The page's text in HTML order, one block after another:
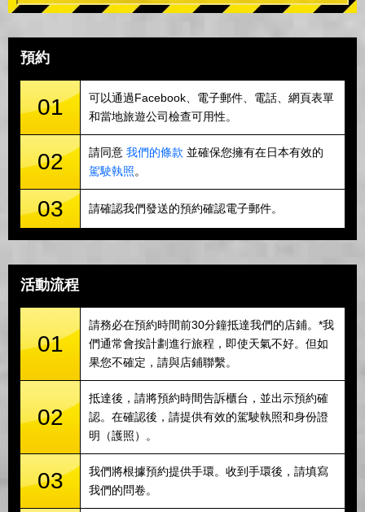
預約
01
可以通過Facebook、電子郵件、電話、網頁表單
和當地旅遊公司檢查可用性。
02 請同意 我們的條款 並確保您擁有在日本有效的
駕駛執照。
03 請確認我們發送的預約確認電子郵件。
活動流程
01
請務必在預約時間前30分鐘抵達我們的店鋪。*我
們通常會按計劃進行旅程，即使天氣不好。但如
果您不確定，請與店鋪聯繫。
02
抵達後，請將預約時間告訴櫃台，並出示預約確
認。在確認後，請提供有效的駕駛執照和身份證
明（護照）。
03
我們將根據預約提供手環。收到手環後，請填寫
我們的問卷。